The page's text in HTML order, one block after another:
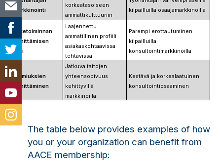
markkinointi
korkeatasoiseen
ammattikulttuuriin
kilpailluilla osaajamarkkinoilla
Liiketoiminnan
kehittämisen
tuki
Laajennettu
ammatillinen profiili
asiakaskohtaavissa
tehtävissä
Parempi erottautuminen
kilpailluilla
konsultointimarkkinoilla
Valmiuksien
kehittäminen
Jatkuva taitojen
yhteensopivuus
kehittyvillä
markkinoilla
Kestävä ja korkealaatuinen
konsultointiosaaminen
The table below provides examples of how
you or your organization can benefit from
AACE membership: